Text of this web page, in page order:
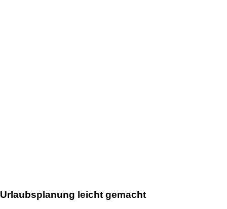
Urlaubsplanung leicht gemacht